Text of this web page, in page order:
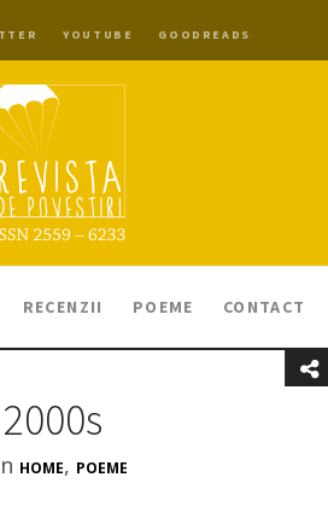
YOUTUBE GOODREADS
RECENZII POEME CONTACT
HOME, POEME